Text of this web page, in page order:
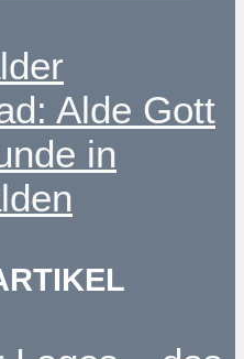
Alde Gott
in